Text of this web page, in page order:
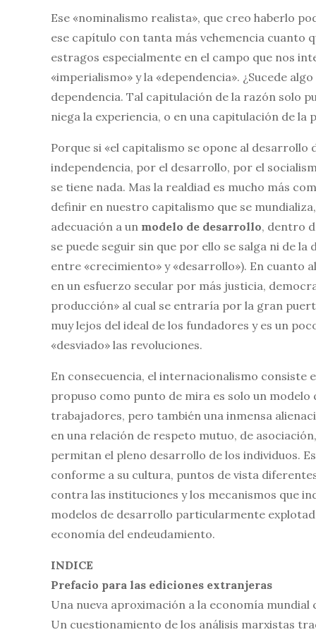
Ese «nominalismo realista», que creo haberlo
ese capítulo con tanta más vehemencia cuanto
estragos especialmente en el campo que nos
«imperialismo» y la «dependencia». ¿Sucede
dependencia. Tal capitulación de la razón solo
niega la experiencia, o en una capitulación de la
Porque si «el capitalismo se opone al desarrollo
independencia, por el desarrollo, por el
se tiene nada. Mas la realdiad es mucho más
definir en nuestro capitalismo que se
adecuación a un modelo de desarrollo, dentro
se puede seguir sin que por ello se salga ni de
entre «crecimiento» y «desarrollo»). En cuanto
en un esfuerzo secular por más justicia,
producción» al cual se entraría por la gran
muy lejos del ideal de los fundadores y es un
«desviado» las revoluciones.
En consecuencia, el internacionalismo
propuso como punto de mira es solo un
trabajadores, pero también una inmensa
en una relación de respeto mutuo, de
permitan el pleno desarrollo de los individuos.
conforme a su cultura, puntos de vista
contra las instituciones y los mecanismos que
modelos de desarrollo particularmente
economía del endeudamiento.
INDICE
Prefacio para las ediciones extranjeras
Una nueva aproximación a la economía
Un cuestionamiento de los análisis marxistas